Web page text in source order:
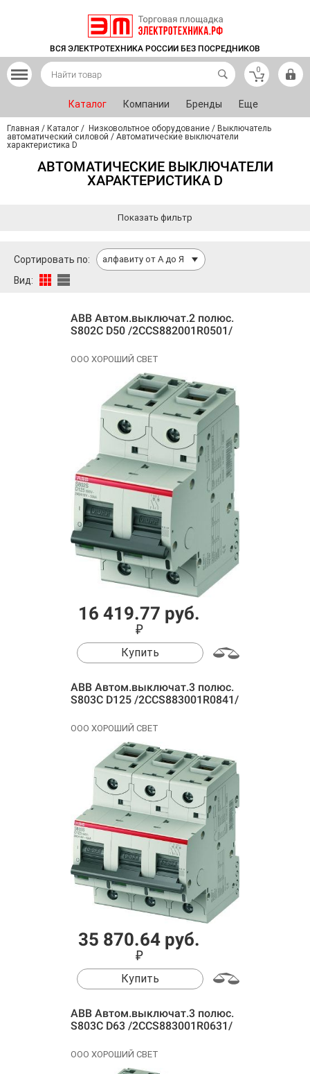
ВСЯ ЭЛЕКТРОТЕХНИКА РОССИИ БЕЗ ПОСРЕДНИКОВ
0
Каталог Компании Бренды Еще
Главная / Каталог / Низковольтное оборудование / Выключатель
автоматический силовой / Автоматические выключатели
характеристика D
АВТОМАТИЧЕСКИЕ ВЫКЛЮЧАТЕЛИ
ХАРАКТЕРИСТИКА D
Показать фильтр
Сортировать по: алфавиту от А до Я
Вид:
ABB Автом.выключат.2 полюс.
S802C D50 /2CCS882001R0501/
ООО ХОРОШИЙ СВЕТ
16 419.77 руб.
₽
Купить
ABB Автом.выключат.3 полюс.
S803C D125 /2CCS883001R0841/
ООО ХОРОШИЙ СВЕТ
35 870.64 руб.
₽
Купить
ABB Автом.выключат.3 полюс.
S803C D63 /2CCS883001R0631/
ООО ХОРОШИЙ СВЕТ